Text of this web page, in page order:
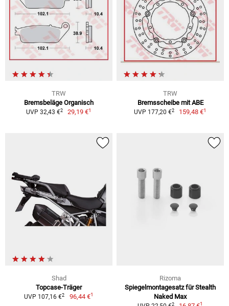
TRW
Bremsbeläge Organisch
UVP 32,43 €2 29,19 €1
TRW
Bremsscheibe mit ABE
UVP 177,20 €2 159,48 €1
Shad
Topcase-Träger
UVP 107,16 €2 96,44 €1
Rizoma
Spiegelmontagesatz für Stealth
Naked Max
2 1